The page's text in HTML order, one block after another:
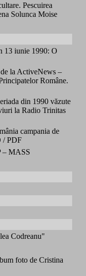
Pescuirea
Solunca Moise
13 iunie 1990: O
la ActiveNews –
Române.
din 1990 văzute
la Radio Trinitas
campania de
/ PDF
– MASS
Codreanu"
foto de Cristina